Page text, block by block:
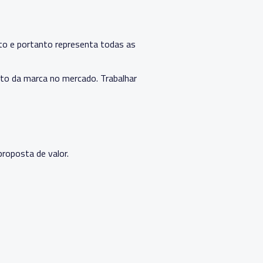
e portanto representa todas as
da marca no mercado. Trabalhar
de valor.